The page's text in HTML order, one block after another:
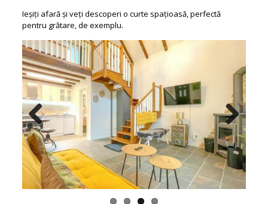
Ieșiți afară și veți descoperi o curte spațioasă, perfectă
pentru grătare, de exemplu.
Previous Next